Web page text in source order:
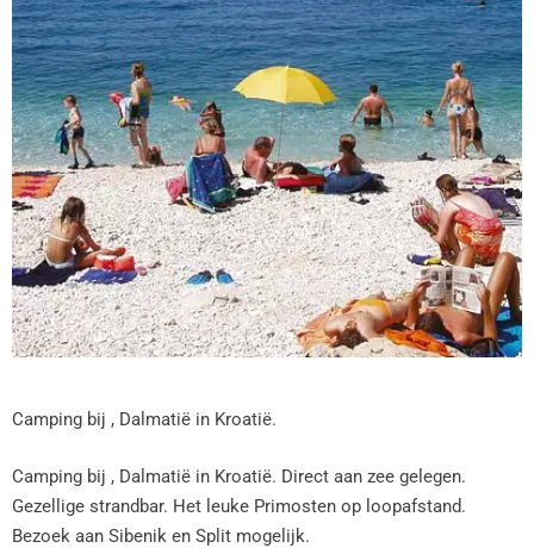
Camping bij , Dalmatië in Kroatië.
Camping bij , Dalmatië in Kroatië. Direct aan zee gelegen.
Gezellige strandbar. Het leuke Primosten op loopafstand.
Bezoek aan Sibenik en Split mogelijk.